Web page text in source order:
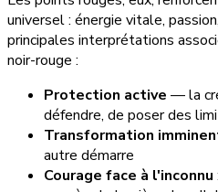
universel : énergie vitale,
principales interprétations
noir-rouge :
Protection active — la
défendre, de poser des
Transformation
autre démarre
Courage face à l'inconnu